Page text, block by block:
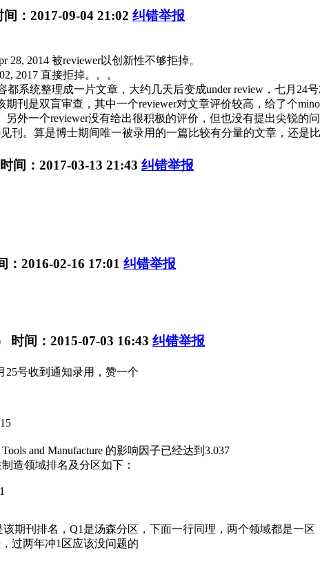
：2017-09-04 21:02 纠错举报
2014 被reviewer以创新性不够拒掉。
2017 直接拒掉。。。
都系统整理成一片文章，大约几天后变成under review，七月24
期刊是双盲审查，其中一个reviewer对文章评价较高，给了个
外一个reviewer没有给出很积极的评价，但也没有提出尖锐的
刊。算是博士期间唯一被录用的一篇比较有分量的文章，还是比
间：2017-03-13 21:43 纠错举报
2016-02-16 17:01 纠错举报
时间：2015-07-03 16:43 纠错举报
25号收到通知录用，赞一个
and Manufacture 的影响因子已经达到3.037
造领域排名及分区如下：
该期刊排名，Q1是汤森分区，下面一行同理，两个领域都是一
过两年冲1区应该没问题的